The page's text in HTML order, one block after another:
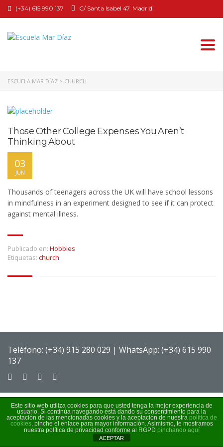
C/ Santa Isabel 47. Madrid.
(+34) 615 990 137
ESCUELA MAR DÍAZ > CHURCH
Those Other College Expenses You Aren’t
Thinking About
03
JUN
Thousands of teenagers across the UK will have school lessons
in mindfulness in an experiment designed to see if it can protect
against mental illness.
Publicado en: Hobbies
Etiquetas: church
Teléfono: (+34) 915 280 029 | WhatsApp: (+34) 615 990
137
Este sitio web utiliza cookies para que usted tenga la mejor experiencia de
usuario. Si continúa navegando está dando su consentimiento para la
aceptación de las mencionadas cookies y la aceptación de nuestra política de
cookies, pinche el enlace para mayor información. Asimismo, te mostramos
nuestra política de privacidad conforme al RGPD pinchando aquí
ACEPTAR